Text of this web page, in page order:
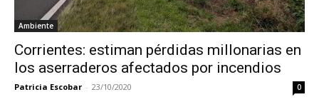
Ambiente
Corrientes: estiman pérdidas millonarias en
los aserraderos afectados por incendios
Patricia Escobar - 23/10/2020 0